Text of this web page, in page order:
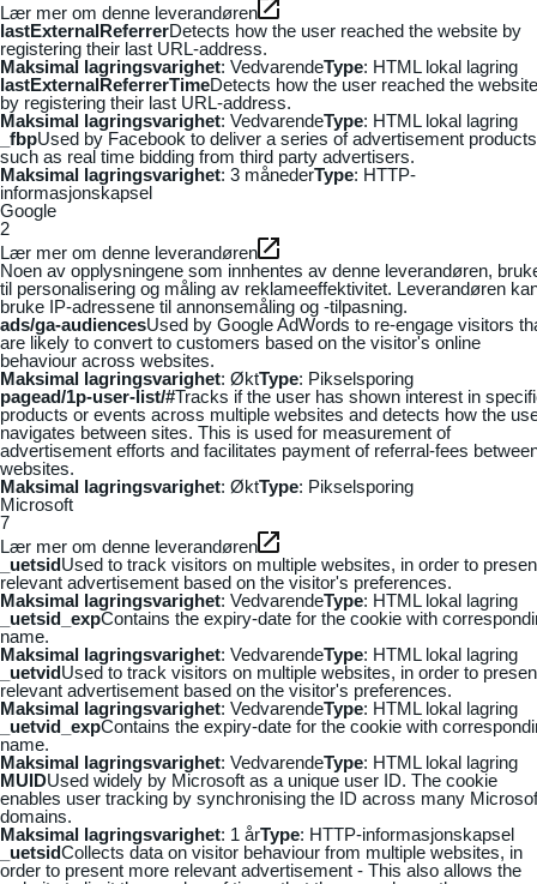
Lær mer om denne leverandøren
lastExternalReferrerDetects how the user reached the website by
registering their last URL-address.
Maksimal lagringsvarighet: VedvarendeType: HTML lokal lagring
lastExternalReferrerTimeDetects how the user reached the website
by registering their last URL-address.
Maksimal lagringsvarighet: VedvarendeType: HTML lokal lagring
_fbpUsed by Facebook to deliver a series of advertisement products
such as real time bidding from third party advertisers.
Maksimal lagringsvarighet: 3 månederType: HTTP-
informasjonskapsel
Google
2
Lær mer om denne leverandøren
Noen av opplysningene som innhentes av denne leverandøren,
til personalisering og måling av reklameeffektivitet. Leverandøren
bruke IP-adressene til annonsemåling og -tilpasning.
ads/ga-audiencesUsed by Google AdWords to re-engage visitors
are likely to convert to customers based on the visitor's online
behaviour across websites.
Maksimal lagringsvarighet: ØktType: Pikselsporing
pagead/1p-user-list/#Tracks if the user has shown interest in
products or events across multiple websites and detects how the
navigates between sites. This is used for measurement of
advertisement efforts and facilitates payment of referral-fees
websites.
Maksimal lagringsvarighet: ØktType: Pikselsporing
Microsoft
7
Lær mer om denne leverandøren
_uetsidUsed to track visitors on multiple websites, in order to
relevant advertisement based on the visitor's preferences.
Maksimal lagringsvarighet: VedvarendeType: HTML lokal lagring
_uetsid_expContains the expiry-date for the cookie with
name.
Maksimal lagringsvarighet: VedvarendeType: HTML lokal lagring
_uetvidUsed to track visitors on multiple websites, in order to
relevant advertisement based on the visitor's preferences.
Maksimal lagringsvarighet: VedvarendeType: HTML lokal lagring
_uetvid_expContains the expiry-date for the cookie with
name.
Maksimal lagringsvarighet: VedvarendeType: HTML lokal lagring
MUIDUsed widely by Microsoft as a unique user ID. The cookie
enables user tracking by synchronising the ID across many
domains.
Maksimal lagringsvarighet: 1 årType: HTTP-informasjonskapsel
_uetsidCollects data on visitor behaviour from multiple websites, in
order to present more relevant advertisement - This also allows the